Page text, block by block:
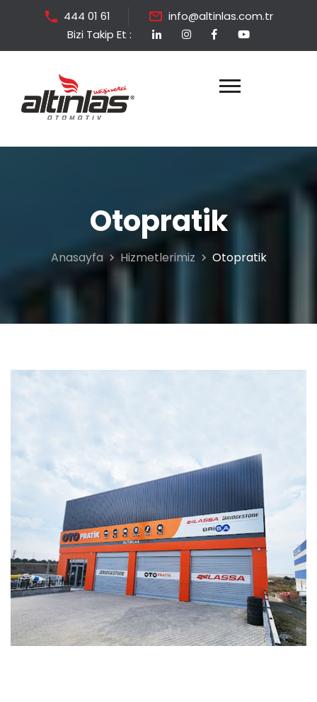
444 01 61
info@altinlas.com.tr
Bizi Takip Et :
Otopratik
Anasayfa Hizmetlerimiz Otopratik